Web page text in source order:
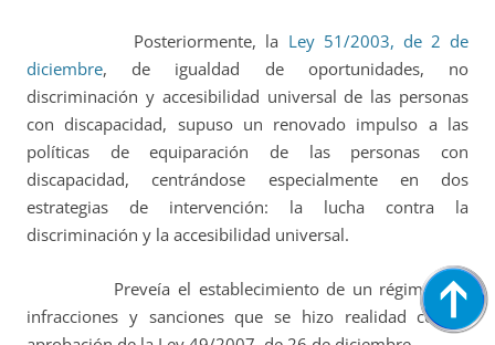
Posteriormente, la Ley 51/2003, de 2 de
diciembre, de igualdad de oportunidades, no
discriminación y accesibilidad universal de las personas
con discapacidad, supuso un renovado impulso a las
políticas de equiparación de las personas con
discapacidad, centrándose especialmente en dos
estrategias de intervención: la lucha contra la
discriminación y la accesibilidad universal.
Preveía el establecimiento de un régimen de
infracciones y sanciones que se hizo realidad con la